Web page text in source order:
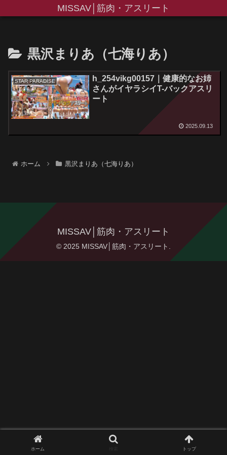
MISSAV│筋肉・アスリート
黒沢まりあ（七海りあ）
STAR PARADISE
h_254vikg00157｜健康的なお姉
さんがイヤラシイT-バックアスリ
ート
2025.09.13
ホーム 黒沢まりあ（七海りあ）
MISSAV│筋肉・アスリート
© 2025 MISSAV│筋肉・アスリート.
ホーム トップ